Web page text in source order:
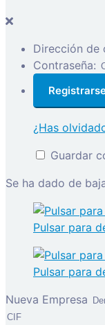
Dirección de
Contraseña:
¿Has
Guardar
Se ha dado de
Pulsar para
Pulsar para
Nueva Empresa